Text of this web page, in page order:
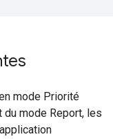
mode Priorité
mode Report, les